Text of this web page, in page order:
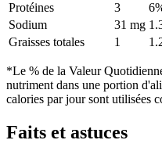
Protéines
3
Sodium
31 mg
Graisses totales
1
*Le % de la Valeur
nutriment dans une portion
calories par jour sont utilisées
Faits et astuces